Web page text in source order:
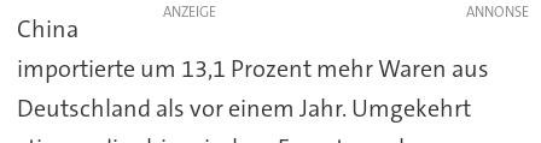
ANZEIGE
China
importierte um 13,1 Prozent mehr Waren aus
Deutschland als vor einem Jahr. Umgekehrt